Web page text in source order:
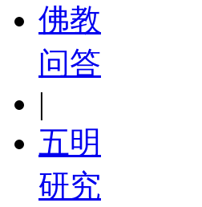
佛教
问答
|
五明
研究